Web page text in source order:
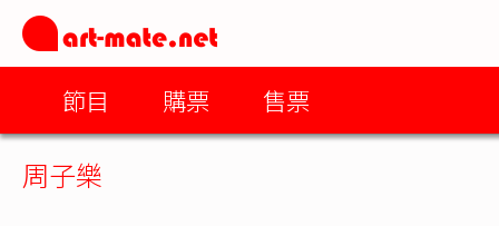
節目 購票 售票
周子樂